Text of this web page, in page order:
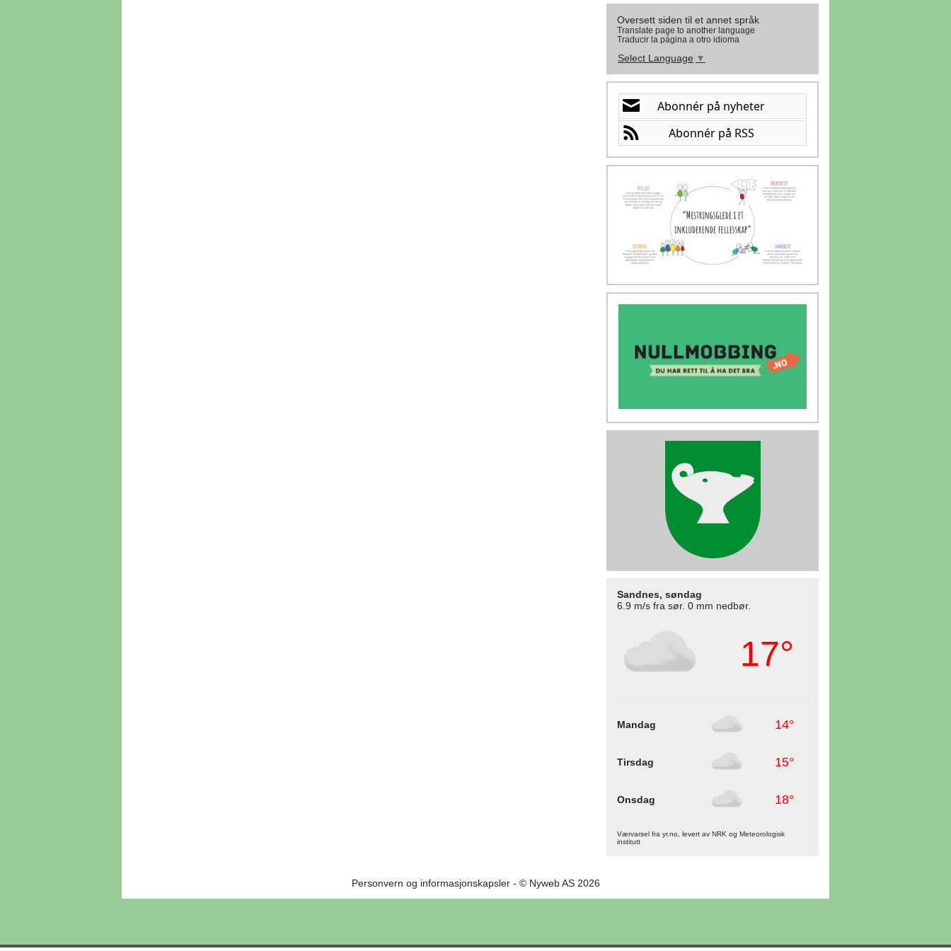
Oversett siden til et annet språk
Translate page to another language
Traducir la página a otro idioma
Select Language ▼
Sandnes, søndag
6.9 m/s fra sør. 0 mm nedbør.
17°
Mandag 14°
Tirsdag 15°
Onsdag 18°
Værvarsel fra yr.no, levert av NRK og Meteorologisk
institutt
Personvern og informasjonskapsler- © Nyweb AS 2026